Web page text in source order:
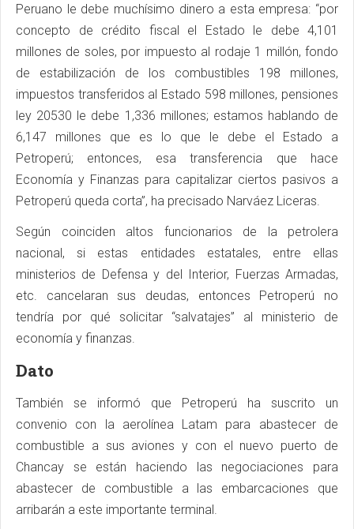
Peruano le debe muchísimo dinero a esta empresa: “por
concepto de crédito fiscal el Estado le debe 4,101
millones de soles, por impuesto al rodaje 1 millón, fondo
de estabilización de los combustibles 198 millones,
impuestos transferidos al Estado 598 millones, pensiones
ley 20530 le debe 1,336 millones; estamos hablando de
6,147 millones que es lo que le debe el Estado a
Petroperú; entonces, esa transferencia que hace
Economía y Finanzas para capitalizar ciertos pasivos a
Petroperú queda corta”, ha precisado Narváez Liceras.
Según coinciden altos funcionarios de la petrolera
nacional, si estas entidades estatales, entre ellas
ministerios de Defensa y del Interior, Fuerzas Armadas,
etc. cancelaran sus deudas, entonces Petroperú no
tendría por qué solicitar “salvatajes” al ministerio de
economía y finanzas.
Dato
También se informó que Petroperú ha suscrito un
convenio con la aerolínea Latam para abastecer de
combustible a sus aviones y con el nuevo puerto de
Chancay se están haciendo las negociaciones para
abastecer de combustible a las embarcaciones que
arribarán a este importante terminal.